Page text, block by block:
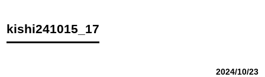
kishi241015_17
2024/10/23